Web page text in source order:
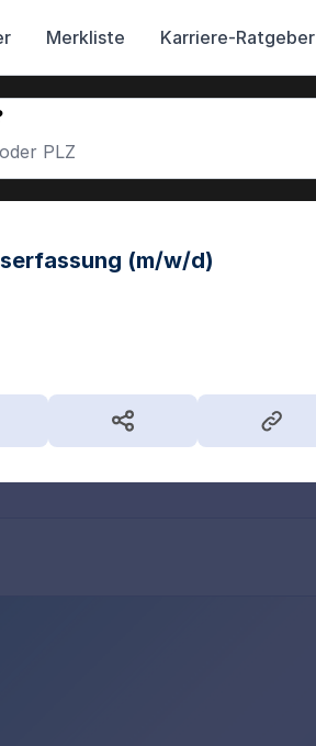
Merkliste Karriere-Ratgeber
(m/w/d)